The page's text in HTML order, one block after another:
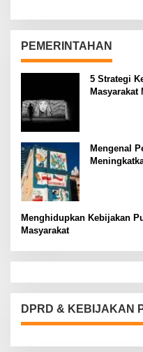
PEMERINTAHAN
5 Strategi
Masyarakat
Mengenal
Menghidupkan Kebijakan
Masyarakat
DPRD & KEBIJAKAN